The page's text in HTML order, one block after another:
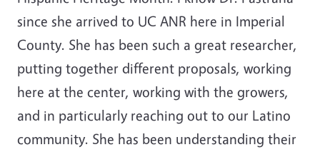
since she arrived to UC ANR here in Imperial
County. She has been such a great researcher,
putting together different proposals, working
here at the center, working with the growers,
and in particularly reaching out to our Latino
community. She has been understanding their